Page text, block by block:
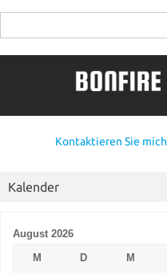
nach:
Kontaktieren Sie
Kalender
August 2026
M
D M